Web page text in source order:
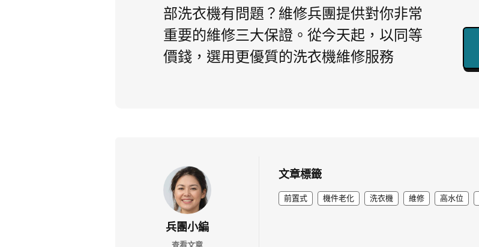
部洗衣機有問題？維修兵團提供對你非常
重要的維修三大保證。從今天起，以同等
價錢，選用更優質的洗衣機維修服務
兵團小編
查看文章
文章標籤
前置式 機件老化 洗衣機 維修 高水位